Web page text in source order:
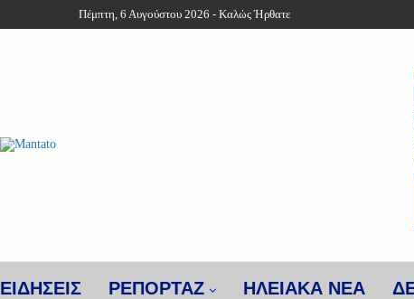
Πέμπτη, 6 Αυγούστου 2026 - Καλώς Ήρθατε
ΕΙΔΗΣΕΙΣ ΡΕΠΟΡΤΑΖ ΗΛΕΙΑΚΑ ΝΕΑ